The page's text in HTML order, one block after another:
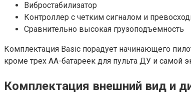
Вибростабилизатор
Контроллер с четким сигналом и
Сравнительно высокая грузоподъемность
Комплектация Basic порадует начинающего
кроме трех AA-батареек для пульта ДУ и самой
Комплектация внешний вид и